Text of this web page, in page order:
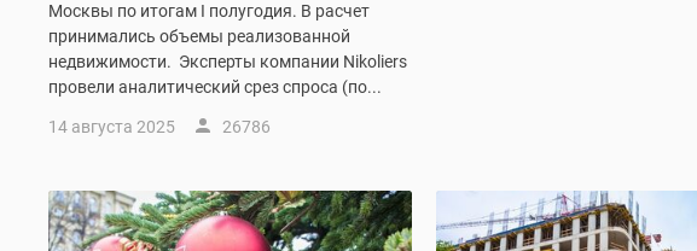
проекте
Контакты
Реклама
Машино-
Апартаменты
Москвы по итогам I полугодия. В расчет
принимались объемы реализованной
недвижимости. Эксперты компании Nikoliers
провели аналитический срез спроса (по...
14 августа 2025 26786